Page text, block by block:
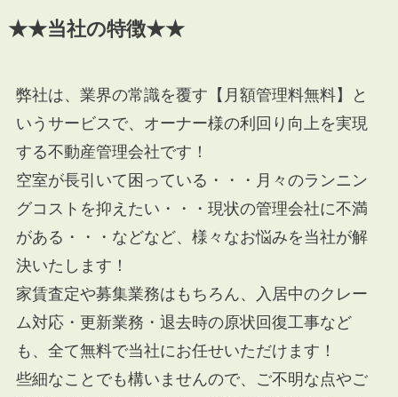
★★当社の特徴★★
弊社は、業界の常識を覆す【月額管理料無料】と
いうサービスで、オーナー様の利回り向上を実現
する不動産管理会社です！
空室が長引いて困っている・・・月々のランニン
グコストを抑えたい・・・現状の管理会社に不満
がある・・・などなど、様々なお悩みを当社が解
決いたします！
家賃査定や募集業務はもちろん、入居中のクレー
ム対応・更新業務・退去時の原状回復工事など
も、全て無料で当社にお任せいただけます！
些細なことでも構いませんので、ご不明な点やご